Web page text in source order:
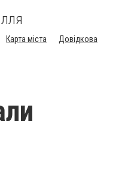
Карта міста Довідкова